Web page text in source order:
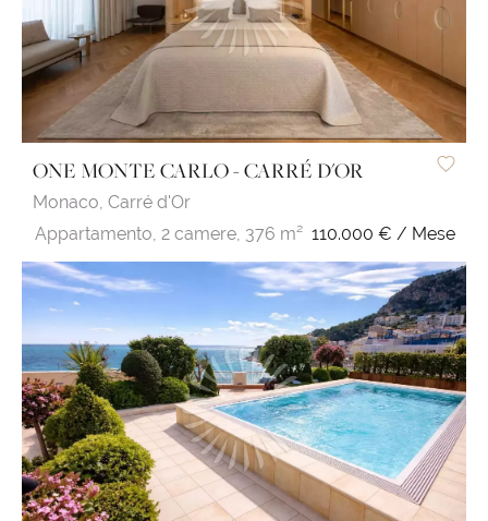
ONE MONTE CARLO - CARRÉ D'OR
Monaco, Carré d'Or
Appartamento, 2 camere, 376 m² 110.000 € / Mese